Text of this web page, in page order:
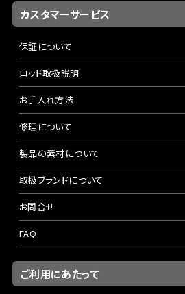
カスタマーサービス
保証について
ロッド取扱説明
お手入れ方法
修理について
製品の素材について
取扱ブランドについて
お問合せ
FAQ
ご利用にあたって